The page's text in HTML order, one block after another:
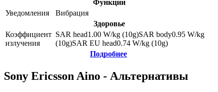
Функции
Уведомления
Вибрация
Здоровье
Коэффициент
излучения
SAR head1.00 W/kg (10g)SAR body0.95 W/kg
(10g)SAR EU head0.74 W/kg (10g)
Подробнее
Sony Ericsson Aino - Альтернативы